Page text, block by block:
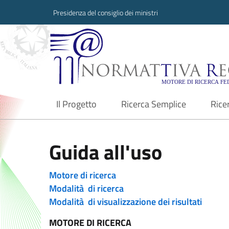
Presidenza del consiglio dei ministri
Normattiva
Il Progetto
current Ricerca Semplice
Guida all'uso
Motore di ricerca
Modalità di ricerca
Modalità di visualizzazione dei risultati
MOTORE DI RICERCA